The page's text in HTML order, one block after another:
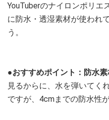
YouTuberのナイロンポリエ
に防水・透湿素材が使われ
う。
●おすすめポイント：防水素
見るからに、水を弾いてく
ですが、4cmまでの防水性